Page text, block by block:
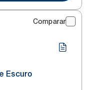
Comparar
Escuro